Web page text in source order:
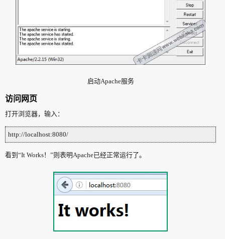
启动Apache服务
访问网页
打开浏览器，输入：
http://localhost:8080/
看到“It Works！”则表明Apache已经正常运行了。